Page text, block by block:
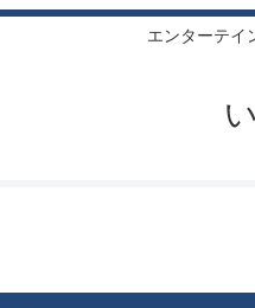
エンターテイ